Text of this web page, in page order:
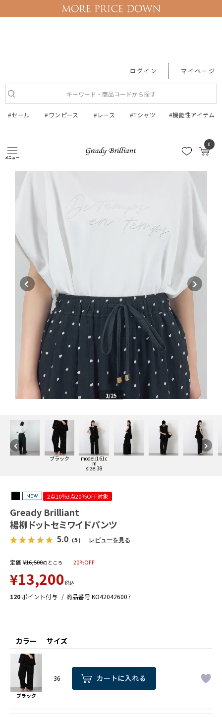
メニュー
0
ログイン マイページ
#セール #ワンピース #レース #Tシャツ #機能性アイテム
1/25
ブラック model:161c
m
size:38
NEW 2点10％3点20％OFF対象
Gready Brilliant
楊柳ドットセミワイドパンツ
5.0 （5） レビューを見る
定価 ¥16,500のところ 20%OFF
¥13,200税込
120ポイント付与 商品番号KO420426007
サイズ
カラー
ブラック
36